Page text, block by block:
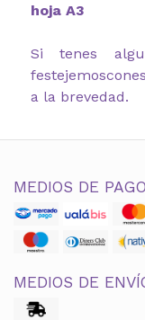
hoja A3
Si tenes
a la brevedad.
MEDIOS DE PAGO
MEDIOS DE